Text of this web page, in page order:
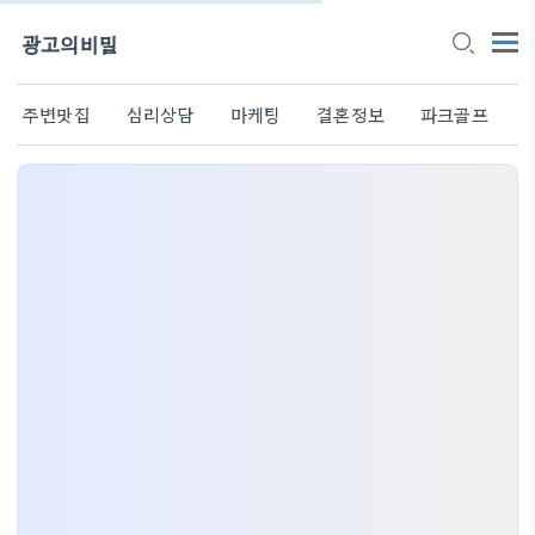
광고의비밀
주변맛집 심리상담 마케팅 결혼정보 파크골프